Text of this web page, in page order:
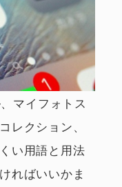
マイフォトス
レクション、
い用語と用法
ればいいかま